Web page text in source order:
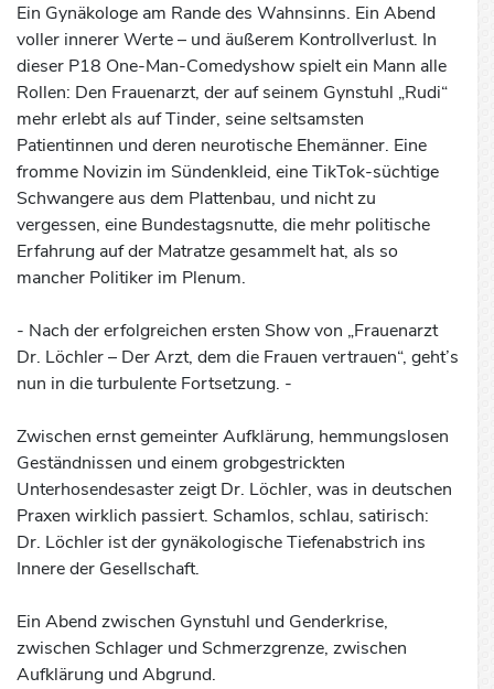
Ein Gynäkologe am Rande des Wahnsinns. Ein Abend
voller innerer Werte – und äußerem Kontrollverlust. In
dieser P18 One-Man-Comedyshow spielt ein Mann alle
Rollen: Den Frauenarzt, der auf seinem Gynstuhl „Rudi“
mehr erlebt als auf Tinder, seine seltsamsten
Patientinnen und deren neurotische Ehemänner. Eine
fromme Novizin im Sündenkleid, eine TikTok-süchtige
Schwangere aus dem Plattenbau, und nicht zu
vergessen, eine Bundestagsnutte, die mehr politische
Erfahrung auf der Matratze gesammelt hat, als so
mancher Politiker im Plenum.
- Nach der erfolgreichen ersten Show von „Frauenarzt
Dr. Löchler – Der Arzt, dem die Frauen vertrauen“, geht’s
nun in die turbulente Fortsetzung. -
Zwischen ernst gemeinter Aufklärung, hemmungslosen
Geständnissen und einem grobgestrickten
Unterhosendesaster zeigt Dr. Löchler, was in deutschen
Praxen wirklich passiert. Schamlos, schlau, satirisch:
Dr. Löchler ist der gynäkologische Tiefenabstrich ins
Innere der Gesellschaft.
Ein Abend zwischen Gynstuhl und Genderkrise,
zwischen Schlager und Schmerzgrenze, zwischen
Aufklärung und Abgrund.